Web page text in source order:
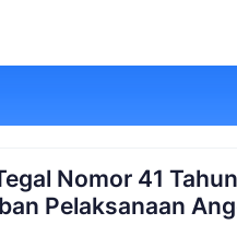
Nomor 41
Pelaksanaan